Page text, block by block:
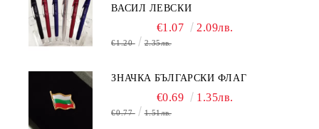
ВАСИЛ ЛЕВСКИ
€1.07 2.09лв.
€1.20 2.35лв.
ЗНАЧКА БЪЛГАРСКИ ФЛАГ
€0.69 1.35лв.
€0.77 1.51лв.